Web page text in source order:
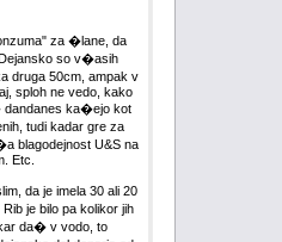
za �lane, da
so v�asih
druga 50cm, ampak v
sploh ne vedo, kako
dandanes ka�ejo kot
tudi kadar gre za
blagodejnost U&S na
Etc.
da je imela 30 ali 20
je bilo pa kolikor jih
da� v vodo, to